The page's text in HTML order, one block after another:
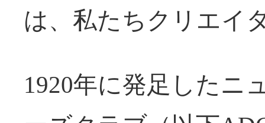
は、私たちクリエイ
1920年に発足したニ